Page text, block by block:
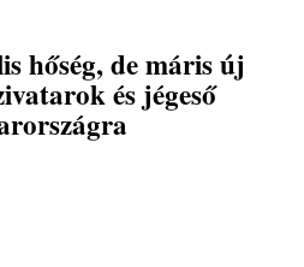
hőség, de máris új
és jégeső